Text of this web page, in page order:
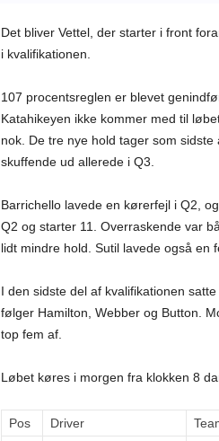
Det bliver Vettel, der starter i front
i kvalifikationen.
107 procentsreglen er blevet
Katahikeyen ikke kommer med til
nok. De tre nye hold tager som
skuffende ud allerede i Q3.
Barrichello lavede en kørerfejl i Q2,
Q2 og starter 11. Overraskende var
lidt mindre hold. Sutil lavede også en
I den sidste del af kvalifikationen
følger Hamilton, Webber og Button.
top fem af.
Løbet køres i morgen fra klokken 8
Pos Driver